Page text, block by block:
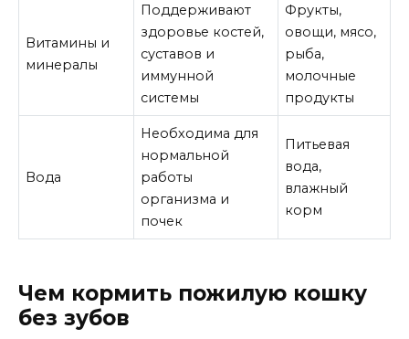
Витамины и
минералы
Поддерживают
здоровье костей,
суставов и
иммунной
системы
Фрукты,
овощи, мясо,
рыба,
молочные
продукты
Вода
Необходима для
нормальной
работы
организма и
почек
Питьевая
вода,
влажный
корм
Чем кормить пожилую кошку
без зубов